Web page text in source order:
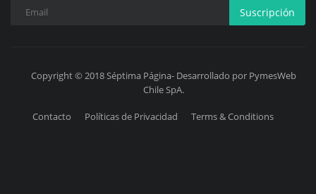
Suscripción
Copyright © 2018 Séptima Página- Desarrollado por PymesWeb
Chile SpA.
Contacto Políticas de Privacidad Terms & Conditions